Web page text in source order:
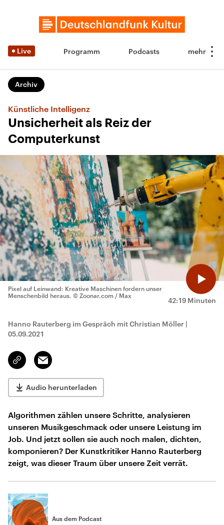
Live Programm Podcasts
Archiv
Künstliche Intelligenz
Unsicherheit als Reiz der
Computerkunst
42:19 Minuten
Pixel auf Leinwand: Kreative Maschinen fordern unser
Menschenbild heraus. © Zoonar.com / Max
Hanno Rauterberg im Gespräch mit Christian Möller |
05.09.2021
Link
kopieren/teilen
Email
Audio herunterladen
Algorithmen zählen unsere Schritte, analysieren
unseren Musikgeschmack oder unsere Leistung im
Job. Und jetzt sollen sie auch noch malen, dichten,
komponieren? Der Kunstkritiker Hanno Rauterberg
zeigt, was dieser Traum über unsere Zeit verrät.
Aus dem Podcast